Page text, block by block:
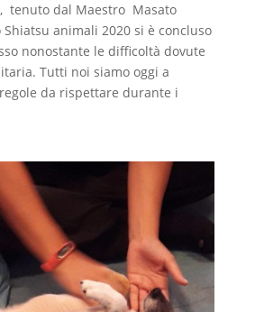
tenuto dal Maestro Masato
Shiatsu animali 2020 si è concluso
nonostante le difficoltà dovute
Tutti noi siamo oggi a
da rispettare durante i